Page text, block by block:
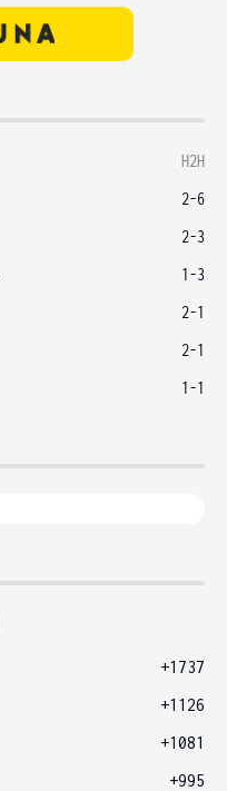
H2H
2-6
2-3
1-3
2-1
2-1
1-1
+1737
+1126
+1081
+995